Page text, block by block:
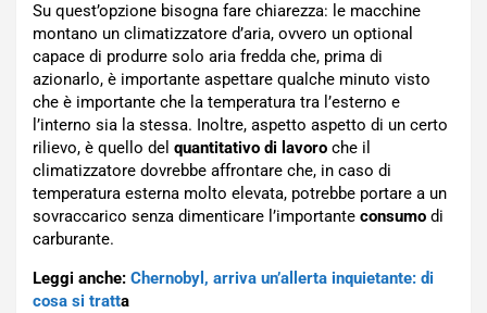
Su quest’opzione bisogna fare chiarezza: le macchine
montano un climatizzatore d’aria, ovvero un optional
capace di produrre solo aria fredda che, prima di
azionarlo, è importante aspettare qualche minuto visto
che è importante che la temperatura tra l’esterno e
l’interno sia la stessa. Inoltre, aspetto aspetto di un certo
rilievo, è quello del quantitativo di lavoro che il
climatizzatore dovrebbe affrontare che, in caso di
temperatura esterna molto elevata, potrebbe portare a un
sovraccarico senza dimenticare l’importante consumo di
carburante.
Leggi anche: Chernobyl, arriva un’allerta inquietante: di
cosa si tratta